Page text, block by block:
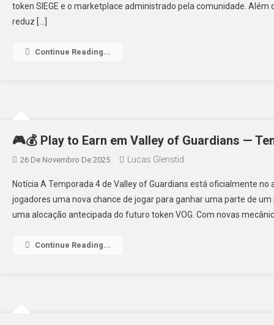
token SIEGE e o marketplace administrado pela comunidade.
reduz […]
Continue Reading...
🎮💰 Play to Earn em Valley of Guardians —
26 De Novembro De 2025 Lucas Glenstid
Notícia A Temporada 4 de Valley of Guardians está oficialmente
jogadores uma nova chance de jogar para ganhar uma parte de
uma alocação antecipada do futuro token VOG. Com novas
Continue Reading...